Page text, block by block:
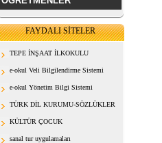
FAYDALI SİTELER
TEPE İNŞAAT İLKOKULU
e-okul Veli Bilgilendirme Sistemi
e-okul Yönetim Bilgi Sistemi
TÜRK DİL KURUMU-SÖZLÜKLER
KÜLTÜR ÇOCUK
sanal tur uygulamaları